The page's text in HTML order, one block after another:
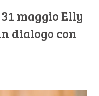
maggio Elly
dialogo con